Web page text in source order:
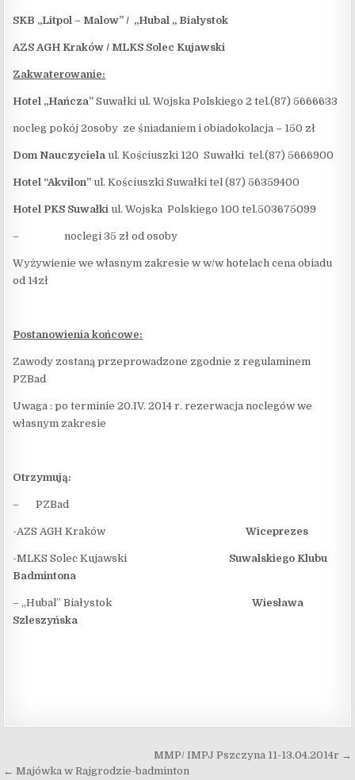
SKB „Litpol – Malow” / „Hubal „ Białystok
AZS AGH Kraków / MLKS Solec Kujawski
Zakwaterowanie:
Hotel „Hańcza” Suwałki ul. Wojska Polskiego 2 tel.(87) 5666633
nocleg pokój 2osoby ze śniadaniem i obiadokolacja – 150 zł
Dom Nauczyciela ul. Kościuszki 120 Suwałki tel.(87) 5666900
Hotel “Akvilon” ul. Kościuszki Suwałki tel (87) 56359400
Hotel PKS Suwałki ul. Wojska Polskiego 100 tel.503675099
– noclegi 35 zł od osoby
Wyżywienie we własnym zakresie w w/w hotelach cena obiadu
od 14zł
Postanowienia końcowe:
Zawody zostaną przeprowadzone zgodnie z regulaminem
PZBad
Uwaga : po terminie 20.IV. 2014 r. rezerwacja noclegów we
własnym zakresie
Otrzymują:
– PZBad
-AZS AGH Kraków Wiceprezes
-MLKS Solec Kujawski Suwalskiego Klubu
Badmintona
– „Hubal” BiałystokWiesława
Szleszyńska
Nawigacja wpisuMMP/ IMPJ Pszczyna 11-13.04.2014r →
← Majówka w Rajgrodzie-badminton